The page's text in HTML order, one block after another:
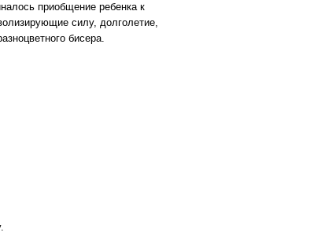
приобщение ребенка к
силу, долголетие,
бисера.